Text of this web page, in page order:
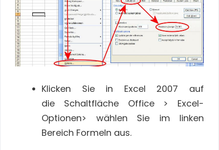
Klicken Sie in Excel 2007 auf
die Schaltfläche Office > Excel-
Optionen> wählen Sie im linken
Bereich Formeln aus.